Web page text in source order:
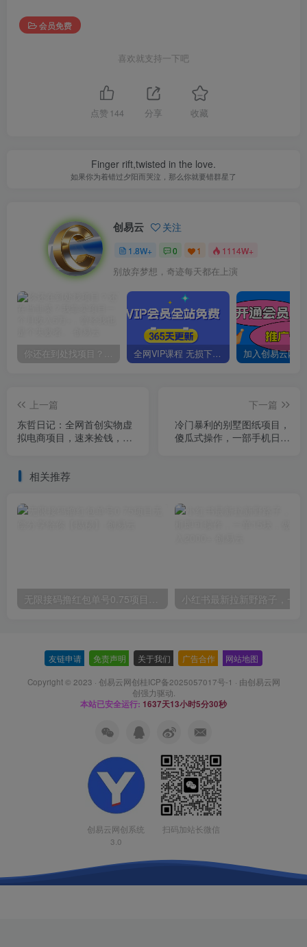
会员免费
喜欢就支持一下吧
点赞 144 分享 收藏
Finger rift,twisted in the love.
如果你为着错过夕阳而哭泣，那么你就要错群星了
创易云 关注
1.8W+ 0 1 1114W+
别放弃梦想，奇迹每天都在上演
你还在到处找项目？还在当韭菜？我靠卖项目一个月收入5万+，曾经我也是个失败者。 全网VIP课程 无损下载~
上一篇
东哲日记：全网首创实物虚
拟电商项目，速来捡钱，成
下一篇
冷门暴利的别墅图纸项目，
傻瓜式操作，一部手机日入
相关推荐
无限接码撸红包单号0.75项目无偿分享给你【揭秘】
友链申请 免责声明 关于我们 广告合作 网站地图
Copyright © 2023 · 创易云网创桂ICP备2025057017号-1 · 由创易云网
创强力驱动.
本站已安全运行: 1637天13小时5分30秒
创易云网创系统
3.0
扫码加站长微信